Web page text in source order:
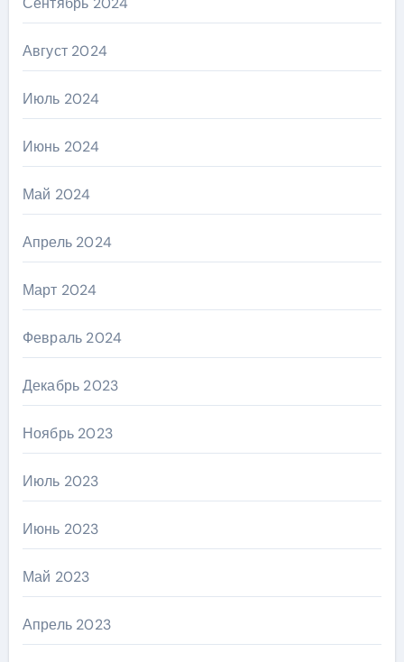
Август 2024
Июль 2024
Июнь 2024
Май 2024
Апрель 2024
Март 2024
Февраль 2024
Декабрь 2023
Ноябрь 2023
Июль 2023
Июнь 2023
Май 2023
Апрель 2023